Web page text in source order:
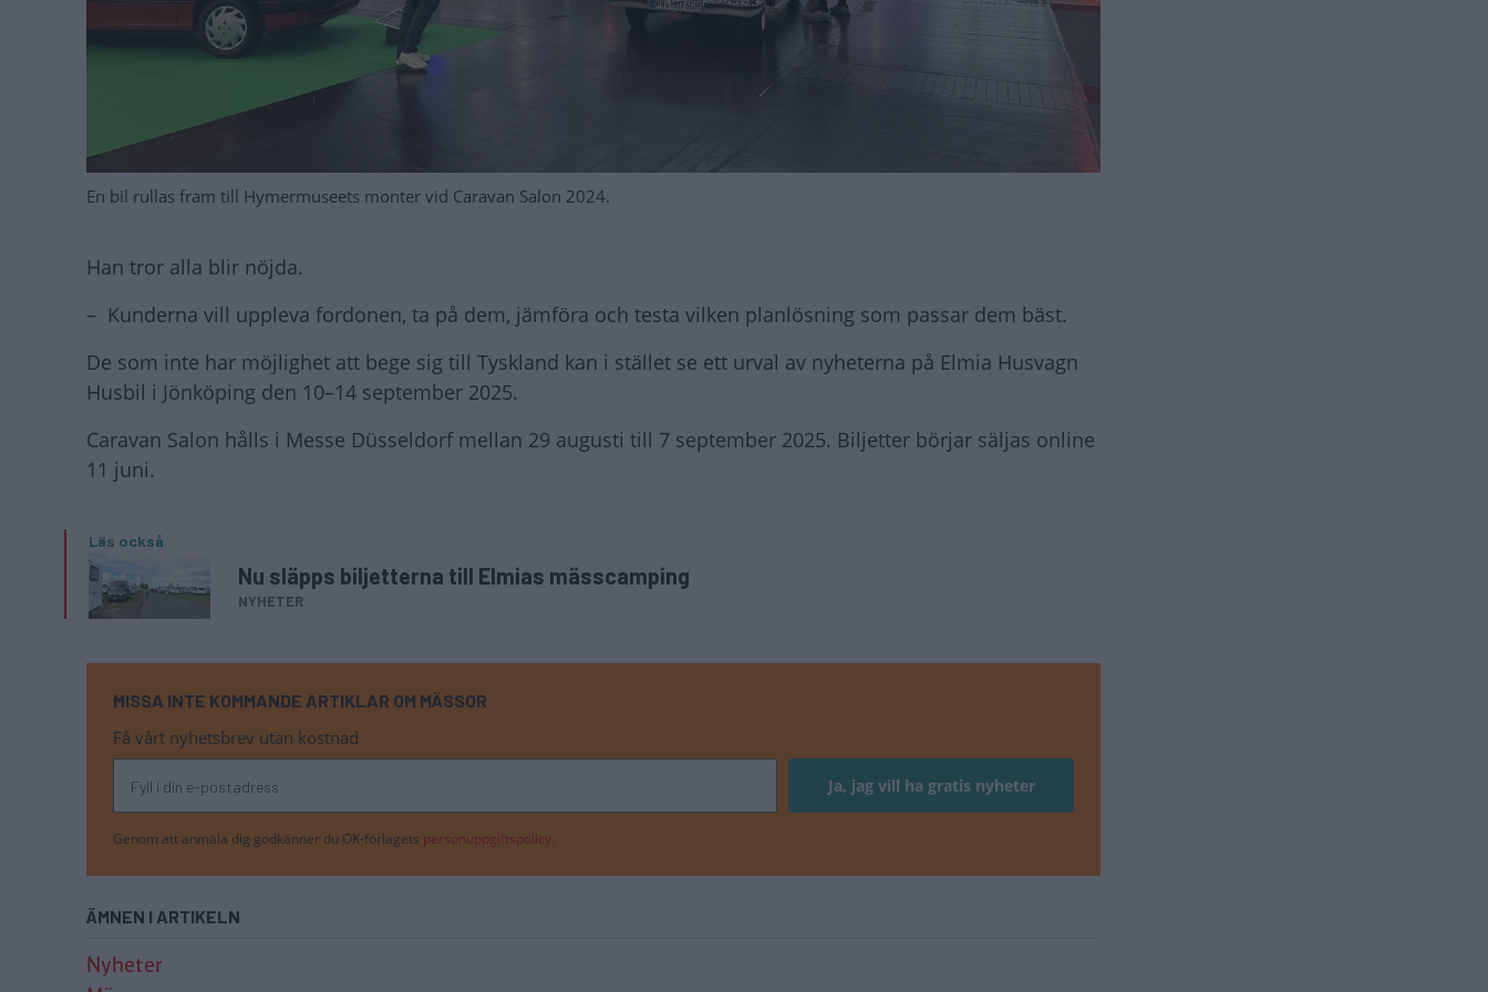
En bil rullas fram till Hymermuseets monter vid Caravan Salon 2024.
Han tror alla blir nöjda.
– Kunderna vill uppleva fordonen, ta på dem, jämföra och testa vilken planlösning som passar dem bäst.
De som inte har möjlighet att bege sig till Tyskland kan i stället se ett urval av nyheterna på Elmia Husvagn
Husbil i Jönköping den 10–14 september 2025.
Caravan Salon hålls i Messe Düsseldorf mellan 29 augusti till 7 september 2025. Biljetter börjar säljas online
11 juni.
Läs också
Nu släpps biljetterna till Elmias mässcamping
NYHETER
MISSA INTE KOMMANDE ARTIKLAR OM MÄSSOR
Få vårt nyhetsbrev utan kostnad
Genom att anmäla dig godkänner du OK-förlagets personuppgiftspolicy.
ÄMNEN I ARTIKELN
Nyheter